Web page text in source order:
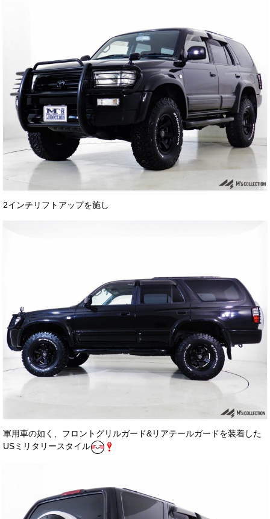
2インチリフトアップを施し
軍用車の如く、フロントグリルガード&リアテールガードを装着した
USミリタリースタイル